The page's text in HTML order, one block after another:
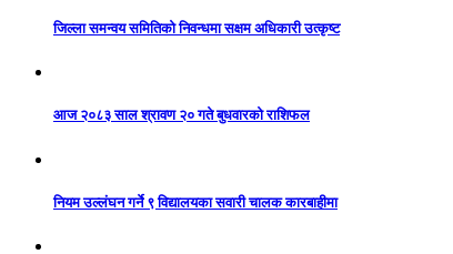
जिल्ला समन्वय समितिको निवन्धमा सक्षम अधिकारी उत्कृष्ट
आज २०८३ साल श्रावण २० गते बुधवारको राशिफल
नियम उल्लंघन गर्ने ९ विद्यालयका सवारी चालक कारबाहीमा